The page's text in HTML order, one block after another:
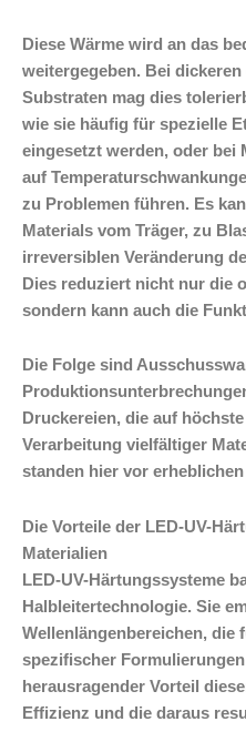
Diese Wärme wird an das
weitergegeben. Bei
Substraten mag dies
wie sie häufig für spezielle
eingesetzt werden, oder bei
auf
zu Problemen führen. Es
Materials vom Träger, zu
irreversiblen Veränderung
Dies reduziert nicht nur die
sondern kann auch die
Die Folge sind
Druckereien, die auf
Verarbeitung vielfältiger
standen hier vor
Die Vorteile der LED-UV-
Materialien
LED-UV-Härtungssysteme
Halbleitertechnologie. Sie
Wellenlängenbereichen, die
spezifischer
herausragender Vorteil
Effizienz und die daraus